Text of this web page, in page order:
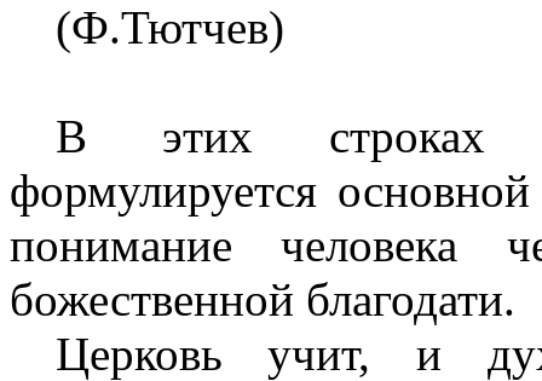
(Ф.Тютчев)
В этих строках
формулируется
понимание человека
божественной благодати.
Церковь учит, и